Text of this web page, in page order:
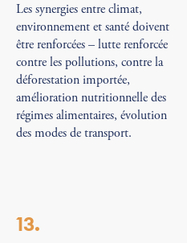
Les synergies entre climat,
environnement et santé doivent
être renforcées – lutte renforcée
contre les pollutions, contre la
déforestation importée,
amélioration nutritionnelle des
régimes alimentaires, évolution
des modes de transport.
13.